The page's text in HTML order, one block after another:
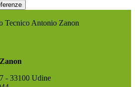
Tecnico Antonio Zanon
- 33100 Udine